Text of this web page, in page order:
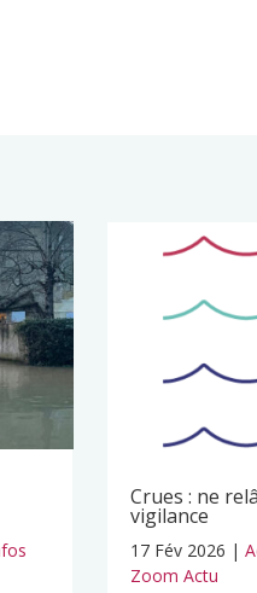
Crues : ne
vigilance
17 Fév 2026 |
Zoom Actu